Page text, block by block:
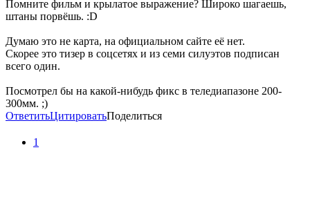
Помните фильм и крылатое выражение? Широко шагаешь,
штаны порвёшь. :D
Думаю это не карта, на официальном сайте её нет.
Скорее это тизер в соцсетях и из семи силуэтов подписан
всего один.
Посмотрел бы на какой-нибудь фикс в теледиапазоне 200-
300мм. ;)
ОтветитьЦитироватьПоделиться
1